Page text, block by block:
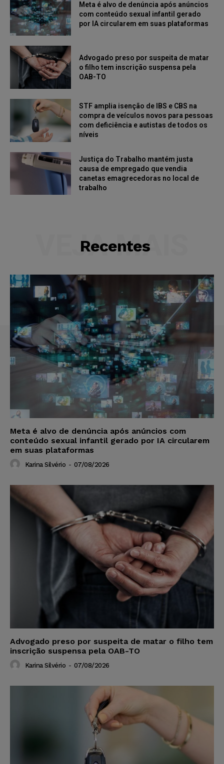
Meta é alvo de denúncia após anúncios
com conteúdo sexual infantil gerado
por IA circularem em suas plataformas
Advogado preso por suspeita de matar
o filho tem inscrição suspensa pela
OAB-TO
STF amplia isenção de IBS e CBS na
compra de veículos novos para pessoas
com deficiência e autistas de todos os
níveis
Justiça do Trabalho mantém justa
causa de empregado que vendia
canetas emagrecedoras no local de
trabalho
Recentes
VEJA MAIS
Meta é alvo de denúncia após anúncios com
conteúdo sexual infantil gerado por IA circularem
em suas plataformas
Karina Silvério - 07/08/2026
Advogado preso por suspeita de matar o filho tem
inscrição suspensa pela OAB-TO
Karina Silvério - 07/08/2026